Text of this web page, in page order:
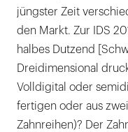
jüngster Zeit
den Markt. Zur IDS
halbes Dutzend
Dreidimensional
Volldigital oder
fertigen oder aus
Zahnreihen)? Der